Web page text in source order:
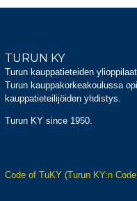
TURUN KY
Turun kauppatieteiden
Turun kauppakorkeakoulussa
kauppatieteilijöiden yhdistys.
Turun KY since 1950.
Code of TuKY (Turun KY:n